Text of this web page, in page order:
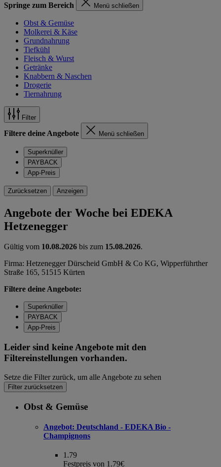
Springe zum Bereich Menü schließen
Obst & Gemüse
Molkerei & Käse
Grundnahrung
Tiefkühl
Fleisch & Wurst
Getränke
Knabbern & Naschen
Drogerie
Tiernahrung
Filter
Filtere deine Angebote Menü schließen
Superknüller
PAYBACK
App-Preis
Zurücksetzen Anzeigen
Angebote der Woche bei EDEKA
Hetzenegger
Gültig vom 10.08.2026 bis zum 15.08.2026.
Firma: Hetzenegger Dürscheid GmbH & Co KG, Wipperführther
Straße 165, 51515 Kürten
Filtere deine Angebote:
Superknüller
PAYBACK
App-Preis
Leider sind keine Angebote mit den
Filtereinstellungen vorhanden.
Setze die Filter zurück, um alle Angebote zu sehen
Filter zurücksetzen
Obst & Gemüse
Angebot: Deutschland - EDEKA Bio -
Champignons
1.79
Festpreis von 1.79€